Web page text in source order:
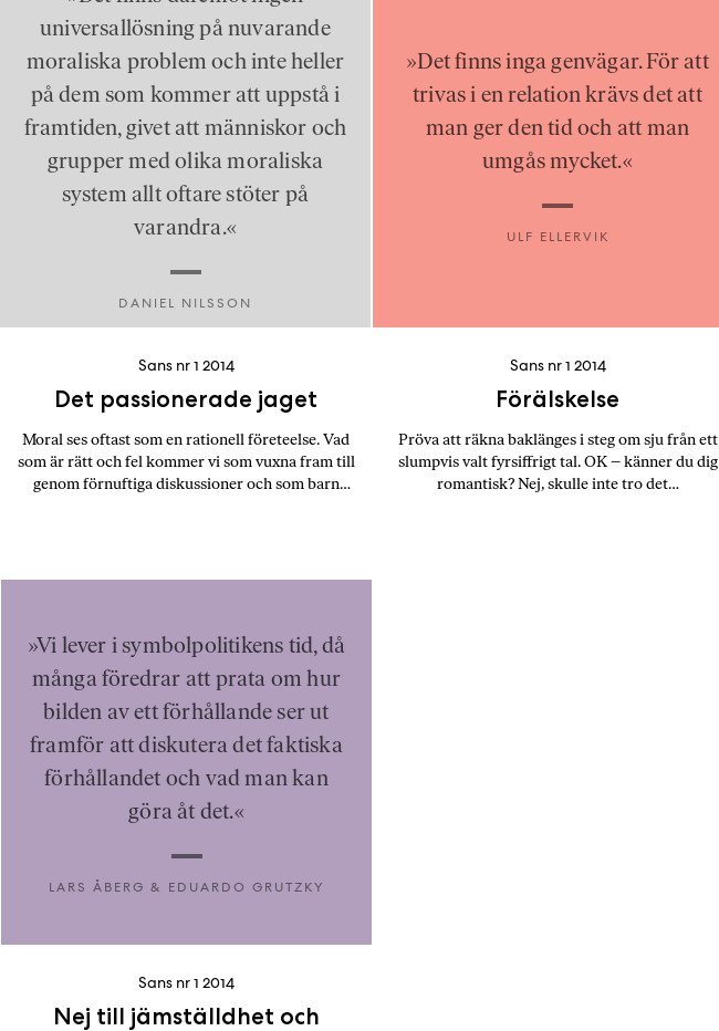
universallösning på nuvarande
moraliska problem och inte heller
på dem som kommer att uppstå i
framtiden, givet att människor och
grupper med olika moraliska
system allt oftare stöter på
varandra.«
DANIEL NILSSON
Det passionerade jaget
Sans nr 1 2014
Moral ses oftast som en rationell företeelse. Vad
som är rätt och fel kommer vi som vuxna fram till
genom förnuftiga diskussioner och som barn
»Det finns inga genvägar. För att
trivas i en relation krävs det att
man ger den tid och att man
umgås mycket.«
ULF ELLERVIK
Förälskelse
Sans nr 1 2014
Pröva att räkna baklänges i steg om sju från ett
slumpvis valt fyrsiffrigt tal. OK – känner du dig
romantisk? Nej, skulle inte tro det…
»Vi lever i symbolpolitikens tid, då
många föredrar att prata om hur
bilden av ett förhållande ser ut
framför att diskutera det faktiska
förhållandet och vad man kan
göra åt det.«
LARS ÅBERG & EDUARDO GRUTZKY
Nej till jämställdhet och
Sans nr 1 2014